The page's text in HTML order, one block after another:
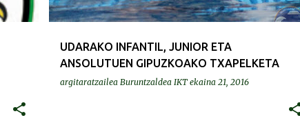
UDARAKO INFANTIL, JUNIOR ETA
ANSOLUTUEN GIPUZKOAKO TXAPELKETA
argitaratzailea Buruntzaldea IKT ekaina 21, 2016